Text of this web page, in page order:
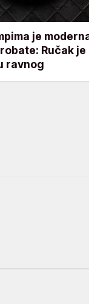
je
Ručak
ravnog